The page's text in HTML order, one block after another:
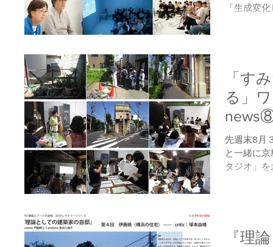
「生成変
「す
る」
しま
先週末8月
と一緒に
タジオ」
『理